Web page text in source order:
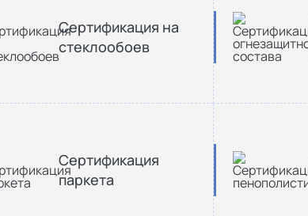
Сертификация на
стеклообоев
Сертификация
паркета